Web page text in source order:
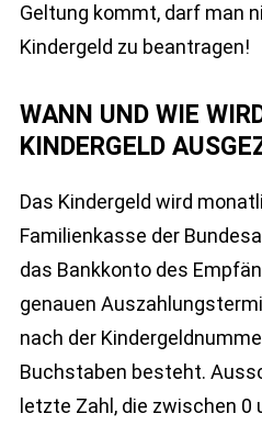
Geltung kommt, darf man
Kindergeld zu beantragen!
WANN UND WIE
KINDERGELD
Das Kindergeld wird
Familienkasse der
das Bankkonto des
genauen
nach der
Buchstaben besteht.
letzte Zahl, die zwischen 0